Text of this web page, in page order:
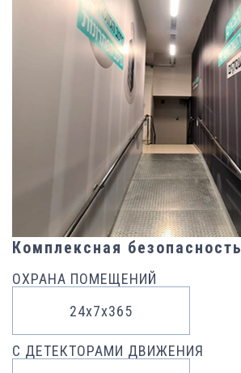
Комплексная безопасность
24х7x365
ОХРАНА ПОМЕЩЕНИЙ
С ДЕТЕКТОРАМИ ДВИЖЕНИЯ